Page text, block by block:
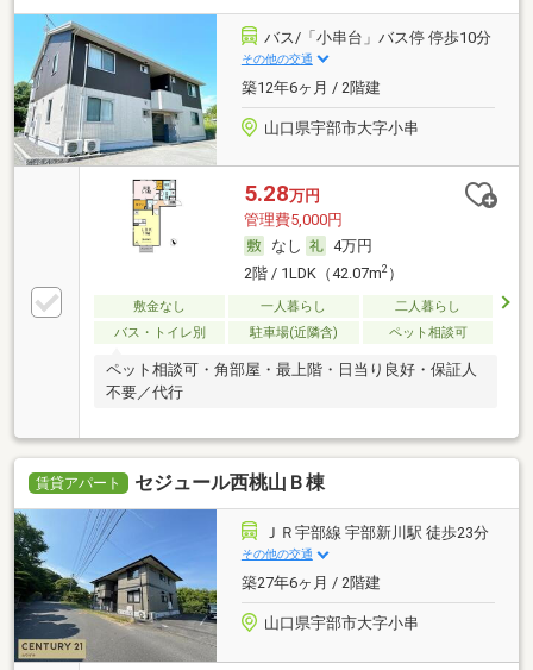
バス/「小串台」バス停 停歩10分
その他の交通
築12年6ヶ月 / 2階建
山口県宇部市大字小串
5.28万円
管理費5,000円
なし
4万円
2階 / 1LDK（42.07m2）
敷金なし 一人暮らし
二人暮らし
バス・トイレ別
駐車場(近隣含) ペット相談可
ペット相談可・角部屋・最上階・日当り良好・保証人
不要／代行
賃貸アパート セジュール西桃山Ｂ棟
ＪＲ宇部線 宇部新川駅 徒歩23分
その他の交通
築27年6ヶ月 / 2階建
山口県宇部市大字小串